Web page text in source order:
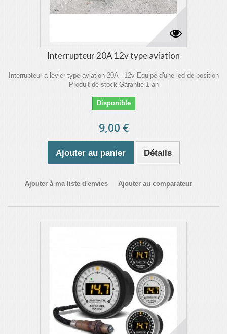
Interrupteur 20A 12v type aviation
Interrupteur a levier type aviation 20A - 12v Equipé d'une led de position
Produit de stock Garantie 1 an
Disponible
9,00 €
Ajouter au panier Détails
Ajouter à ma liste d'envies Ajouter au comparateur